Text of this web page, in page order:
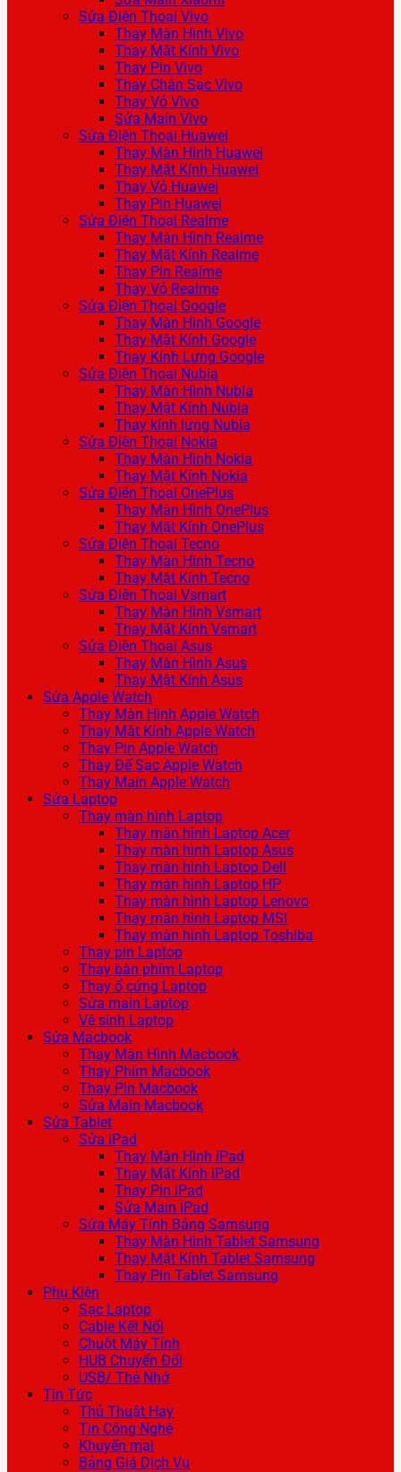
Sửa Điện Thoại Vivo
Thay Màn Hình Vivo
Thay Mặt Kính Vivo
Thay Pin Vivo
Thay Chân Sạc Vivo
Thay Vỏ Vivo
Sửa Main Vivo
Sửa Điện Thoại Huawei
Thay Màn Hình Huawei
Thay Mặt Kính Huawei
Thay Vỏ Huawei
Thay Pin Huawei
Sửa Điện Thoại Realme
Thay Màn Hình Realme
Thay Mặt Kính Realme
Thay Pin Realme
Thay Vỏ Realme
Sửa Điện Thoại Google
Thay Màn Hình Google
Thay Mặt Kính Google
Thay Kính Lưng Google
Sửa Điện Thoại Nubia
Thay Màn Hình Nubia
Thay Mặt Kính Nubia
Thay kính lưng Nubia
Sửa Điện Thoại Nokia
Thay Màn Hình Nokia
Thay Mặt Kính Nokia
Sửa Điện Thoại OnePlus
Thay Màn Hình OnePlus
Thay Mặt Kính OnePlus
Sửa Điện Thoại Tecno
Thay Màn Hình Tecno
Thay Mặt Kính Tecno
Sửa Điện Thoại Vsmart
Thay Màn Hình Vsmart
Thay Mặt Kính Vsmart
Sửa Điện Thoại Asus
Thay Màn Hình Asus
Thay Mặt Kính Asus
Sửa Apple Watch
Thay Màn Hình Apple Watch
Thay Mặt Kính Apple Watch
Thay Pin Apple Watch
Thay Đế Sạc Apple Watch
Thay Main Apple Watch
Sửa Laptop
Thay màn hình Laptop
Thay màn hình Laptop Acer
Thay màn hình Laptop Asus
Thay màn hình Laptop Dell
Thay màn hình Laptop HP
Thay màn hình Laptop Lenovo
Thay màn hình Laptop MSI
Thay màn hình Laptop Toshiba
Thay pin Laptop
Thay bàn phím Laptop
Thay ổ cứng Laptop
Sửa main Laptop
Vệ sinh Laptop
Sửa Macbook
Thay Màn Hình Macbook
Thay Phím Macbook
Thay Pin Macbook
Sửa Main Macbook
Sửa Tablet
Sửa iPad
Thay Màn Hình iPad
Thay Mặt Kính iPad
Thay Pin iPad
Sửa Main iPad
Sửa Máy Tính Bảng Samsung
Thay Màn Hình Tablet Samsung
Thay Mặt Kính Tablet Samsung
Thay Pin Tablet Samsung
Phụ Kiện
Sạc Laptop
Cable Kết Nối
Chuột Máy Tính
HUB Chuyển Đổi
USB/ Thẻ Nhớ
Tin Tức
Thủ Thuật Hay
Tin Công Nghệ
Khuyến mại
Bảng Giá Dịch Vụ